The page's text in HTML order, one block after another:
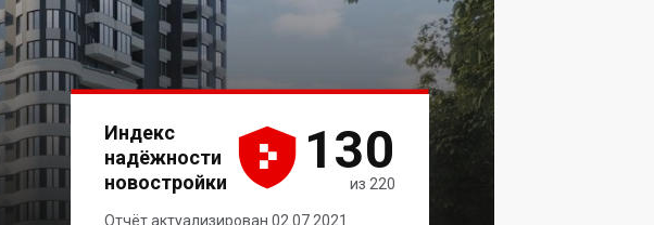
Индекс
надёжности
новостройки 



130
из 220
Отчёт актуализирован 02.07.2021